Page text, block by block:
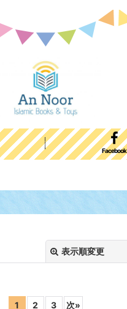
Facebook
表示順変更
1 2 3 次»